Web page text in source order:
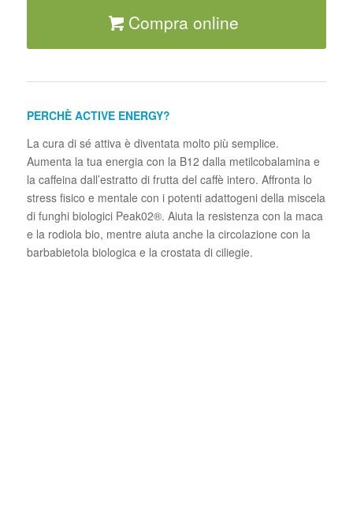
Compra online
PERCHÈ ACTIVE ENERGY?
La cura di sé attiva è diventata molto più semplice.
Aumenta la tua energia con la B12 dalla metilcobalamina e
la caffeina dall’estratto di frutta del caffè intero. Affronta lo
stress fisico e mentale con i potenti adattogeni della miscela
di funghi biologici Peak02®. Aiuta la resistenza con la maca
e la rodiola bio, mentre aiuta anche la circolazione con la
barbabietola biologica e la crostata di ciliegie.